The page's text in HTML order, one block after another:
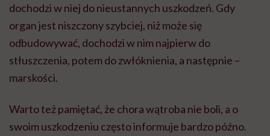
dochodzi w niej do nieustannych uszkodzeń. Gdy
organ jest niszczony szybciej, niż może się
odbudowywać, dochodzi w nim najpierw do
stłuszczenia, potem do zwłóknienia, a następnie –
marskości.
Warto też pamiętać, że chora wątroba nie boli, a o
swoim uszkodzeniu często informuje bardzo późno.